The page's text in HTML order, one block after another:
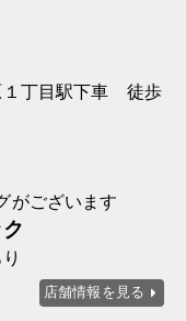
１丁目駅下車 徒歩
がございます
店舗情報を見る